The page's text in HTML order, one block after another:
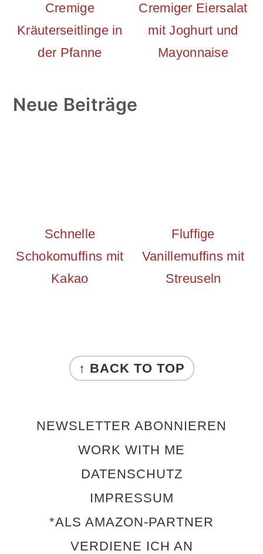
Cremige
Kräuterseitlinge in
der Pfanne
Cremiger Eiersalat
mit Joghurt und
Mayonnaise
Neue Beiträge
Schnelle
Schokomuffins mit
Kakao
Fluffige
Vanillemuffins mit
Streuseln
FOOTER
↑ BACK TO TOP
NEWSLETTER ABONNIEREN
WORK WITH ME
DATENSCHUTZ
IMPRESSUM
*ALS AMAZON-PARTNER
VERDIENE ICH AN